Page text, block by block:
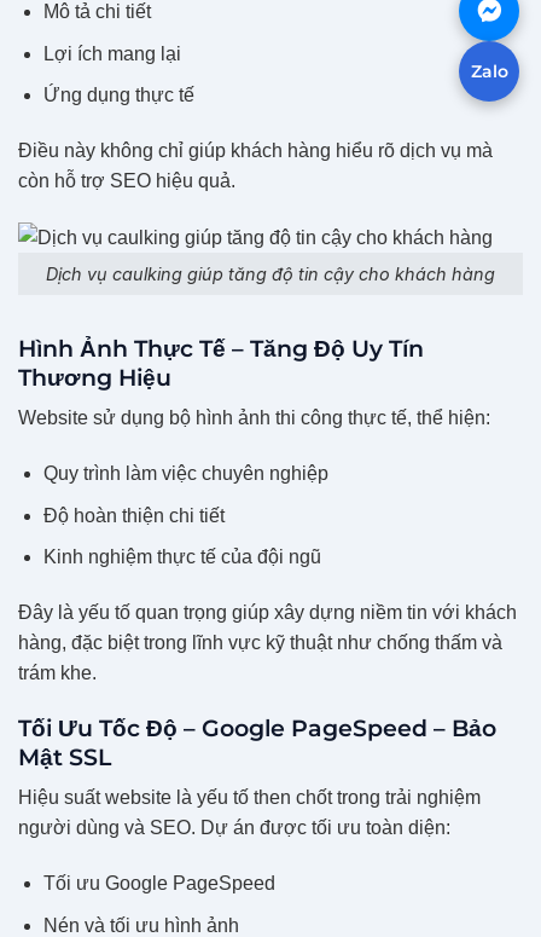
Zalo
Mô tả chi tiết
Lợi ích mang lại
Ứng dụng thực tế
Điều này không chỉ giúp khách hàng hiểu rõ dịch vụ mà
còn hỗ trợ SEO hiệu quả.
Dịch vụ caulking giúp tăng độ tin cậy cho khách hàng
Hình Ảnh Thực Tế – Tăng Độ Uy Tín
Thương Hiệu
Website sử dụng bộ hình ảnh thi công thực tế, thể hiện:
Quy trình làm việc chuyên nghiệp
Độ hoàn thiện chi tiết
Kinh nghiệm thực tế của đội ngũ
Đây là yếu tố quan trọng giúp xây dựng niềm tin với khách
hàng, đặc biệt trong lĩnh vực kỹ thuật như chống thấm và
trám khe.
Tối Ưu Tốc Độ – Google PageSpeed – Bảo
Mật SSL
Hiệu suất website là yếu tố then chốt trong trải nghiệm
người dùng và SEO. Dự án được tối ưu toàn diện:
Tối ưu Google PageSpeed
Nén và tối ưu hình ảnh